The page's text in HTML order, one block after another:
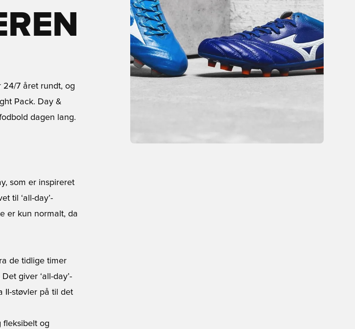
7 året rundt, og
Pack. Day &
dagen lang.
som er inspireret
til ‘all-day’-
er kun normalt, da
de tidlige timer
giver ‘all-day’-
II-støvler på til det
og